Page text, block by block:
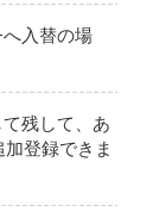
入替の場
残して、あ
登録できま